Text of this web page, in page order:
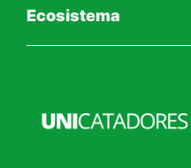
Ecosistema